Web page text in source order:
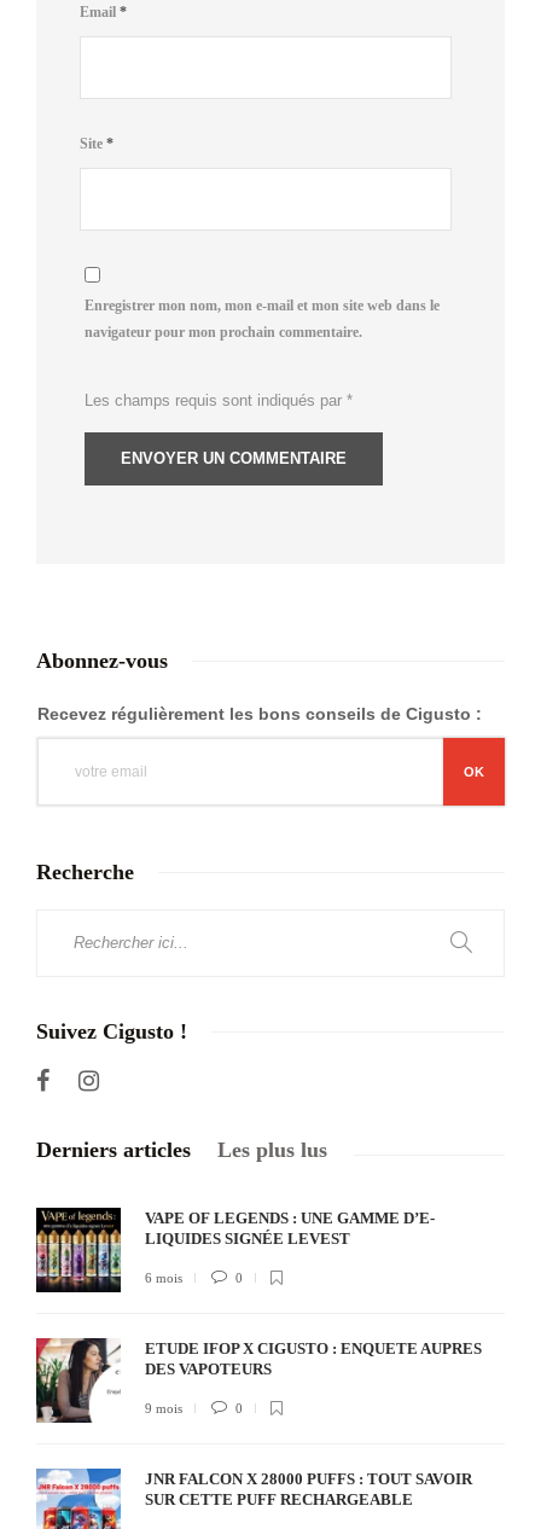
Email *
Site *
Enregistrer mon nom, mon e-mail et mon site web dans le
navigateur pour mon prochain commentaire.
Les champs requis sont indiqués par *
Abonnez-vous
Recevez régulièrement les bons conseils de Cigusto :
Recherche
Suivez Cigusto !
Derniers articles Les plus lus
VAPE OF LEGENDS : UNE GAMME D’E-
LIQUIDES SIGNÉE LEVEST
6 mois 0
ETUDE IFOP X CIGUSTO : ENQUETE AUPRES
DES VAPOTEURS
9 mois 0
JNR FALCON X 28000 PUFFS : TOUT SAVOIR
SUR CETTE PUFF RECHARGEABLE